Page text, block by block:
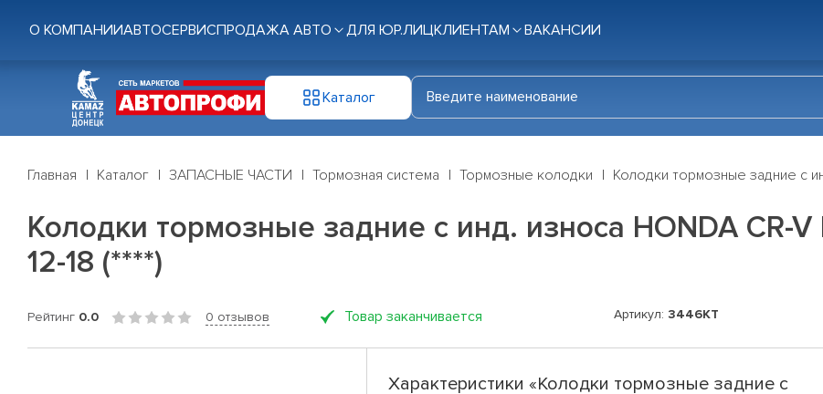
О КОМПАНИИАВТОСЕРВИСПРОДАЖА АВТО ДЛЯ ЮР.ЛИЦКЛИЕНТАМ ВАКАНСИИ
Каталог
Главная Каталог ЗАПАСНЫЕ ЧАСТИ Тормозная система Тормозные колодки Колодки тормозные задние с
Колодки тормозные задние с инд. износа HONDA CR-V
12-18 (****)
Рейтинг 0.0 0 отзывов Товар заканчивается Артикул: 3446KT
Характеристики «Колодки тормозные задние с